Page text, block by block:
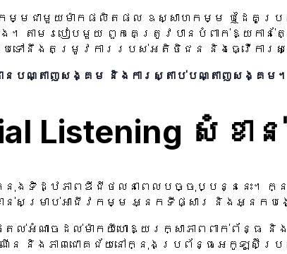
ាមួយម៉ាកផលិតផល ឧស្សាហកម្ម ឬដៃគូប្រកួត
តាមរបៀបមួយ ពួកគេត្រូវបានបំពាក់ឱ្យកាន់
បទៅនឹងតម្រូវការរបស់អតិថិជន និងធ្វើកា
ានបណ្តាញសង្គម និងការស្តាប់បណ្តាញសង្គម។
Listening សំខា
ក្នុងទិដ្ឋភាពឌីជីថលនាពេលបច្ចុប្បន្ននេះ។
ន់សម្រាប់អាជីវកម្ម អ្នកទីផ្សារ និងអ្នកបង្
ផ្តល់អំណាចដល់ម៉ាកយីហោឱ្យរក្សាភាពពាក់ព័
ភាពជោគជ័យនៅក្នុងប្រព័ន្ធអេកូឡូស៊ីប្រកួតប្